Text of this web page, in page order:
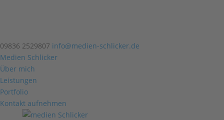
09836 2529807 info@medien-schlicker.de
Medien Schlicker
Über mich
Leistungen
Portfolio
Kontakt aufnehmen